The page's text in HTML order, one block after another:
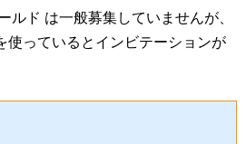
ルド は一般募集していませんが、
使っているとインビテーションが